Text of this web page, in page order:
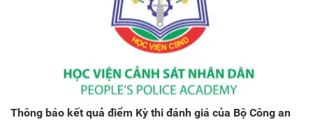
Thông báo kết quả điểm Kỳ thi đánh giá của Bộ Công an